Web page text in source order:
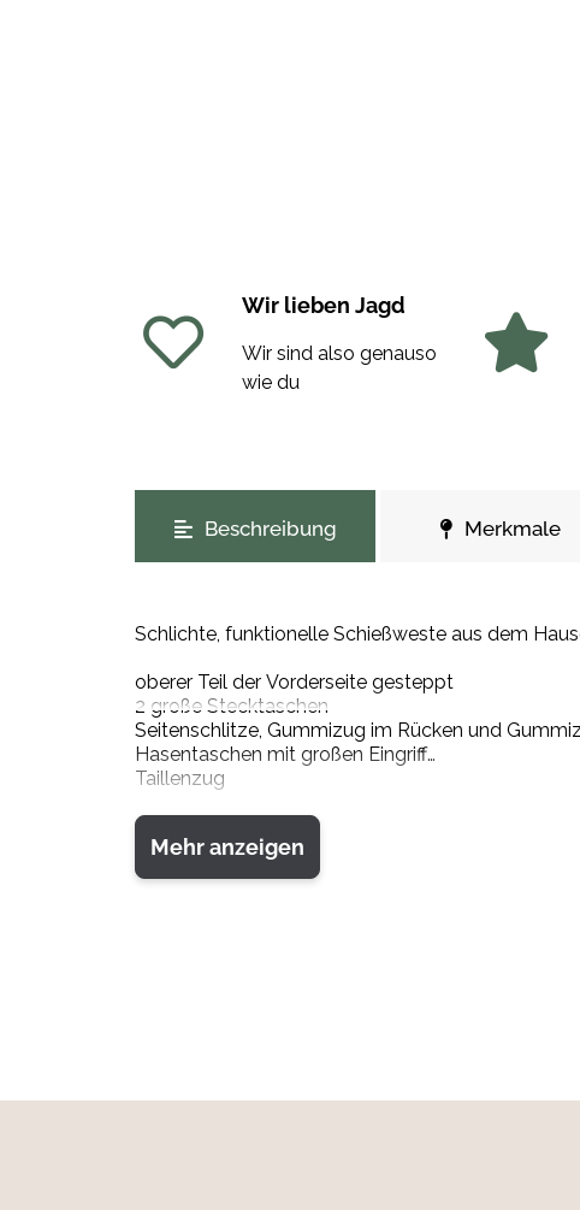
Wir lieben Jagd
Wir sind also genauso
wie du
Beschreibung Merkmale
Schlichte, funktionelle Schießweste aus dem
oberer Teil der Vorderseite gesteppt
2 große Stecktaschen
Seitenschlitze, Gummizug im Rücken und
Hasentaschen mit großen Eingriff
Taillenzug
Farbe: oliv
Material: 80 % Baumwolle, 20 % Polyester
Größen: 46-70
Mehr anzeigen